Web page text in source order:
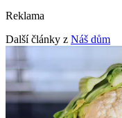
Reklama
Další články z Náš dům